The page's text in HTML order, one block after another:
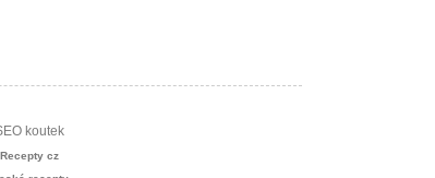
koutek
Recepty cz